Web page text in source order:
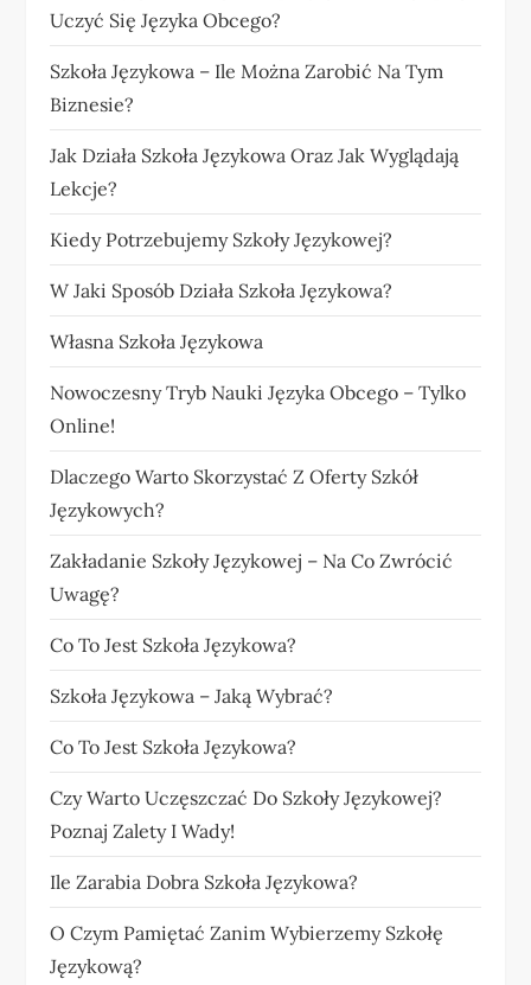
Uczyć Się Języka Obcego?
Szkoła Językowa – Ile Można Zarobić Na Tym
Biznesie?
Jak Działa Szkoła Językowa Oraz Jak Wyglądają
Lekcje?
Kiedy Potrzebujemy Szkoły Językowej?
W Jaki Sposób Działa Szkoła Językowa?
Własna Szkoła Językowa
Nowoczesny Tryb Nauki Języka Obcego – Tylko
Online!
Dlaczego Warto Skorzystać Z Oferty Szkół
Językowych?
Zakładanie Szkoły Językowej – Na Co Zwrócić
Uwagę?
Co To Jest Szkoła Językowa?
Szkoła Językowa – Jaką Wybrać?
Co To Jest Szkoła Językowa?
Czy Warto Uczęszczać Do Szkoły Językowej?
Poznaj Zalety I Wady!
Ile Zarabia Dobra Szkoła Językowa?
O Czym Pamiętać Zanim Wybierzemy Szkołę
Językową?